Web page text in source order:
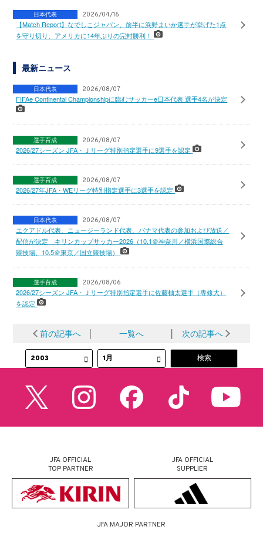
日本代表 2026/04/16
【Match Report】なでしこジャパン、前半に浜野まいか選手が挙げた1点
を守り切り、アメリカに14年ぶりの完封勝利！
最新ニュース
日本代表 2026/08/07
FIFAe Continental Championshipに臨むサッカーe日本代表 選手4名が決定
選手育成 2026/08/07
2026/27シーズン JFA・Ｊリーグ特別指定選手に9選手を認定
選手育成 2026/08/07
2026/27年JFA・WEリーグ特別指定選手に3選手を認定
日本代表 2026/08/07
エクアドル代表、ニュージーランド代表、パナマ代表の参加および放送／
配信が決定 キリンカップサッカー2026（10.1＠神奈川／横浜国際総合
競技場、10.5＠東京／国立競技場）
選手育成 2026/08/06
2026/27シーズン JFA・Ｊリーグ特別指定選手に佐藤柚太選手（専修大）
を認定
前の記事へ │ 一覧へ │ 次の記事へ
JFA OFFICIAL
TOP PARTNER
JFA OFFICIAL
SUPPLIER
JFA MAJOR PARTNER